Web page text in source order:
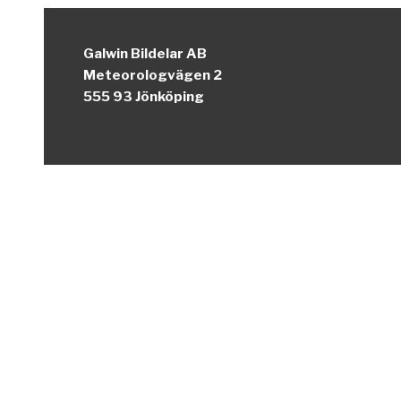
Galwin Bildelar AB
Meteorologvägen 2
555 93 Jönköping